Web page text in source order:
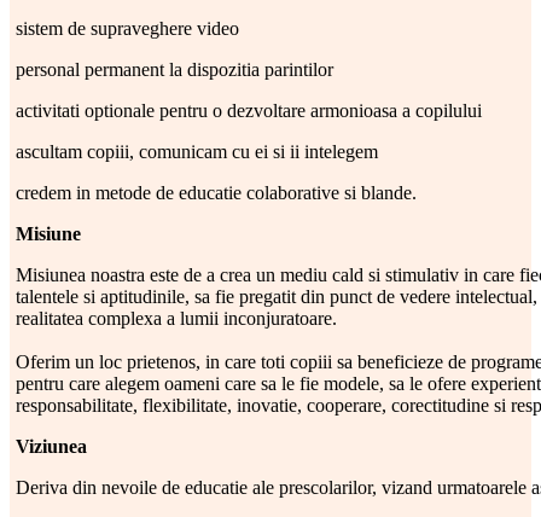
sistem de supraveghere video
personal permanent la dispozitia parintilor
activitati optionale pentru o dezvoltare armonioasa a copilului
ascultam copiii, comunicam cu ei si ii intelegem
credem in metode de educatie colaborative si blande.
Misiune
Misiunea noastra este de a crea un mediu cald si stimulativ in care
talentele si aptitudinile, sa fie pregatit din punct de vedere
realitatea complexa a lumii inconjuratoare.
Oferim un loc prietenos, in care toti copiii sa beneficieze de
pentru care alegem oameni care sa le fie modele, sa le ofere
responsabilitate, flexibilitate, inovatie, cooperare, corectitudine si
Viziunea
Deriva din nevoile de educatie ale prescolarilor, vizand urmatoarele